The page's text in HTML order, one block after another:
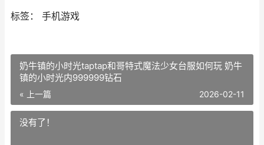
标签： 手机游戏
奶牛镇的小时光taptap和哥特式魔法少女台服如何玩 奶牛
镇的小时光内999999钻石
« 上一篇 2026-02-11
没有了！